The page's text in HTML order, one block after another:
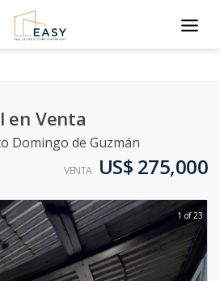
en Venta
Domingo de Guzmán
VENTA US$ 275,000
1 of 23